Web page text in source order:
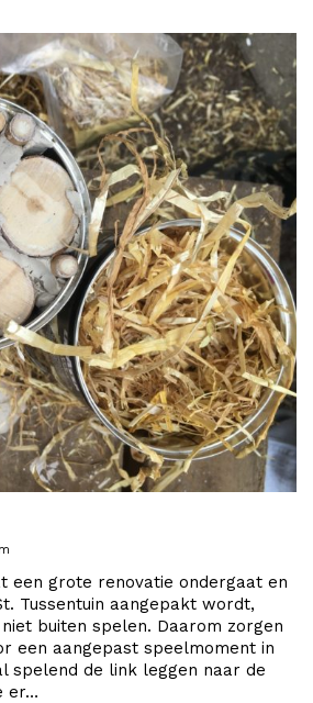
een grote renovatie ondergaat en
Tussentuin aangepakt wordt,
buiten spelen. Daarom zorgen
een aangepast speelmoment in
spelend de link leggen naar de
er…